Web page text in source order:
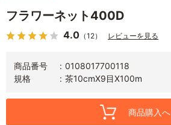
フラワーネット400D
4.0 （12） レビューを見る
商品番号
0108017700118
規格
茶10cmX9目X100m
商品購入へ